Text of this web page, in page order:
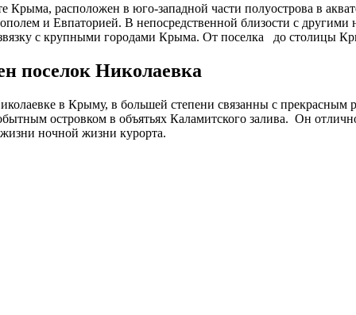
Крыма, расположен в юго-западной части полуострова в
и Евпаторией. В непосредственной близости с
с крупными городами Крыма. От поселка до столицы
поселок Николаевка
в Крыму, в большей степени связанны с прекрасным
островком в объятьях Каламитского залива. Он
ночной жизни курорта.